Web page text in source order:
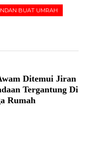
BUAT UMRAH
Ditemui Jiran
Tergantung Di
Rumah